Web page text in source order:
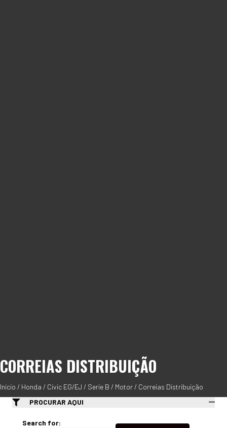
CORREIAS DISTRIBUIÇÃO
Início / Honda / Civic EG/EJ / Serie B / Motor / Correias Distribuição
PROCURAR AQUI
Search for: